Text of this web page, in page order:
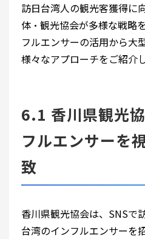
訪日台湾人の観光客獲得に
体・観光協会が多様な戦略
フルエンサーの活用から大
様々なアプローチをご紹介し
6.1 香川県観光
フルエンサーを
致
香川県観光協会は、SNSで
台湾のインフルエンサーを